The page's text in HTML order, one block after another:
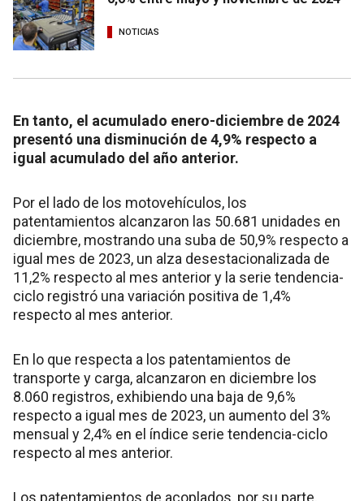
NOTICIAS
En tanto, el acumulado enero-diciembre de 2024
presentó una disminución de 4,9% respecto a
igual acumulado del año anterior.
Por el lado de los motovehículos, los
patentamientos alcanzaron las 50.681 unidades en
diciembre, mostrando una suba de 50,9% respecto a
igual mes de 2023, un alza desestacionalizada de
11,2% respecto al mes anterior y la serie tendencia-
ciclo registró una variación positiva de 1,4%
respecto al mes anterior.
En lo que respecta a los patentamientos de
transporte y carga, alcanzaron en diciembre los
8.060 registros, exhibiendo una baja de 9,6%
respecto a igual mes de 2023, un aumento del 3%
mensual y 2,4% en el índice serie tendencia-ciclo
respecto al mes anterior.
Los patentamientos de acoplados, por su parte,